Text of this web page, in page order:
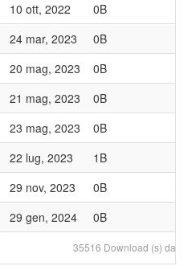
10 ott, 2022
0B
24 mar, 2023
0B
20 mag, 2023
0B
21 mag, 2023
0B
23 mag, 2023
0B
22 lug, 2023
1B
29 nov, 2023
0B
29 gen, 2024 0B
35516 Download (s) da